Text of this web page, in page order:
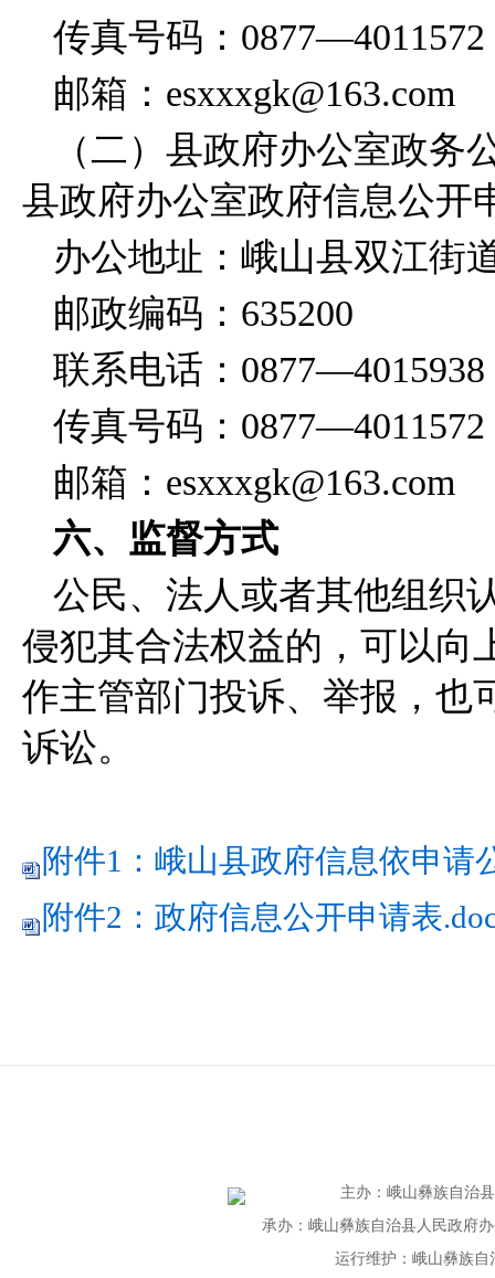
传真号码：0877—4011572
邮箱：esxxxgk@163.com
（二）县政府办公室政
县政府办公室政府信息公开
办公地址：峨山县双江街
邮政编码：635200
联系电话：0877—4015938
传真号码：0877—4011572
邮箱：esxxxgk@163.com
六、监督方式
公民、法人或者其他组织
侵犯其合法权益的，可以向
作主管部门投诉、举报，也
诉讼。
附件1：峨山县政府信息依申请
附件2：政府信息公开申请表
主办： 峨山彝族自治
承办：峨山彝族自治县人民政府
运行维护：峨山彝族自